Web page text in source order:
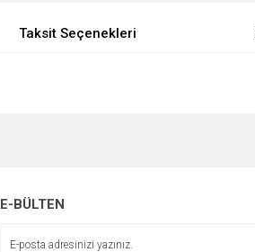
Taksit Seçenekleri
E-BÜLTEN